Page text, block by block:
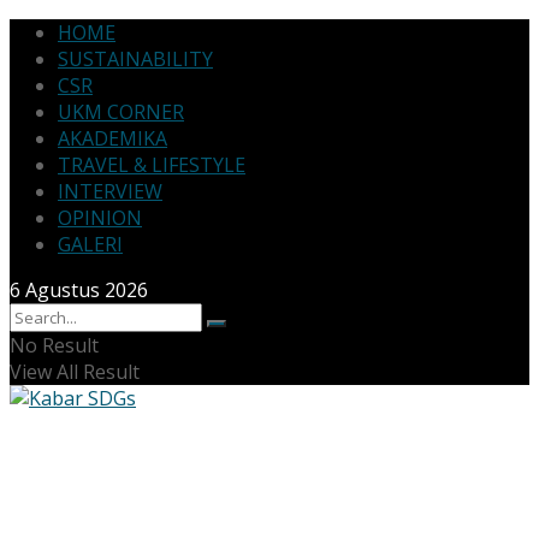
HOME
SUSTAINABILITY
CSR
UKM CORNER
AKADEMIKA
TRAVEL & LIFESTYLE
INTERVIEW
OPINION
GALERI
6 Agustus 2026
No Result
View All Result